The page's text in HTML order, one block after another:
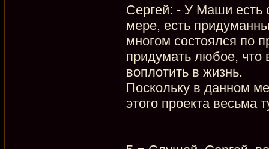
Сергей: - У Маши есть
мере, есть
многом состоялся по
придумать любое, что
воплотить в жизнь.
Поскольку в данном
этого проекта весьма